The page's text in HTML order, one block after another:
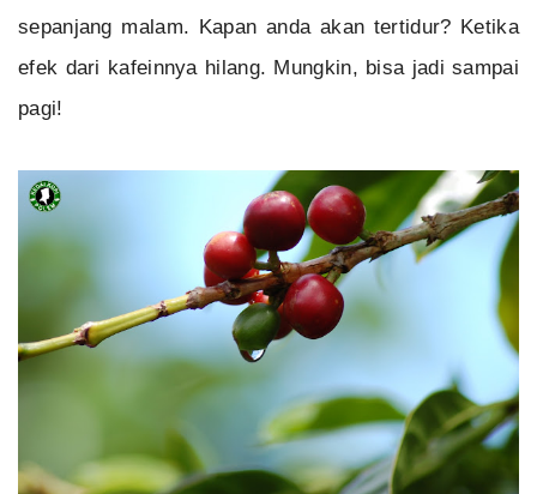
sepanjang malam. Kapan anda akan tertidur? Ketika
efek dari kafeinnya hilang. Mungkin, bisa jadi sampai
pagi!